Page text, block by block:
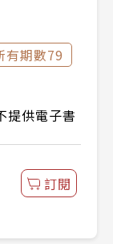
有期數79
供電子書
訂閱